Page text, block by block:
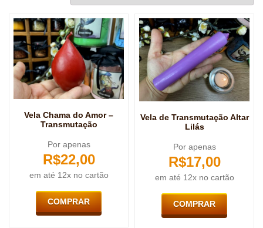
Vela Chama do Amor –
Transmutação
Por apenas
R$22,00
em até 12x no cartão
COMPRAR
Vela de Transmutação Altar
Lilás
Por apenas
R$17,00
em até 12x no cartão
COMPRAR